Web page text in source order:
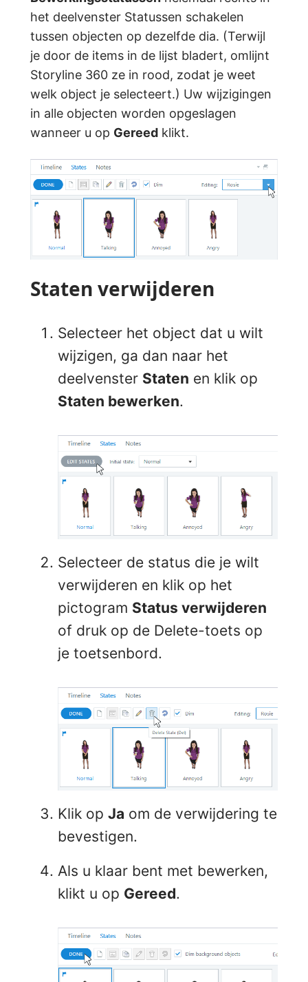
het deelvenster Statussen schakelen
tussen objecten op dezelfde dia. (Terwijl
je door de items in de lijst bladert, omlijnt
Storyline 360 ze in rood, zodat je weet
welk object je selecteert.) Uw wijzigingen
in alle objecten worden opgeslagen
wanneer u op Gereed klikt.
Staten verwijderen
Selecteer het object dat u wilt
wijzigen, ga dan naar het
deelvenster Staten en klik op
Staten bewerken.
Selecteer de status die je wilt
verwijderen en klik op het
pictogram Status verwijderen
of druk op de Delete-toets op
je toetsenbord.
Klik op Ja om de verwijdering te
bevestigen.
Als u klaar bent met bewerken,
klikt u op Gereed.